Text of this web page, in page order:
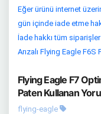
Eğer ürünü internet
gün içinde iade etme
İade hakkı tüm
Arızalı Flying Eagle F6S
Flying Eagle F7
Paten Kullanan
flying-eagle